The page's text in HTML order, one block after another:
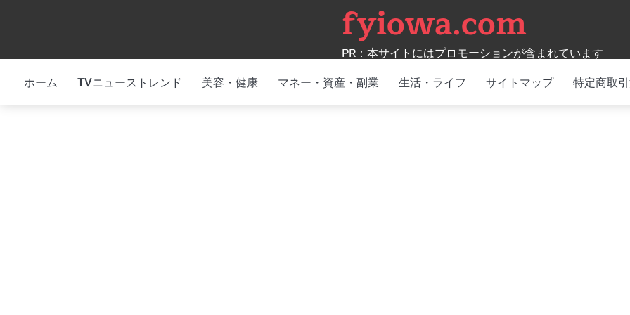
fyiowa.com
PR：本サイトにはプロモーションが含まれています
ホーム TVニューストレンド 美容・健康 マネー・資産・副業 生活・ライフ サイトマップ 特定商取